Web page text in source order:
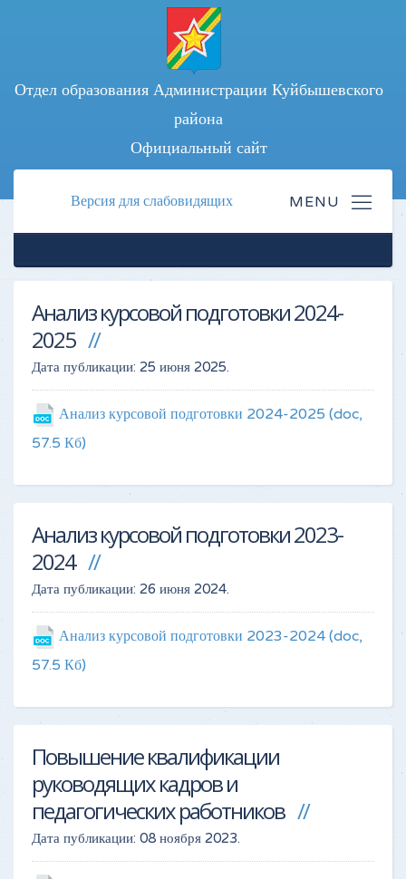
Отдел образования Администрации Куйбышевского
района
Официальный сайт
Версия для слабовидящих
Анализ курсовой подготовки 2024-
2025
Дата публикации: 25 июня 2025.
Анализ курсовой подготовки 2024-2025 (doc,
57.5 Кб)
Анализ курсовой подготовки 2023-
2024
Дата публикации: 26 июня 2024.
Анализ курсовой подготовки 2023-2024 (doc,
57.5 Кб)
Повышение квалификации
руководящих кадров и
педагогических работников
Дата публикации: 08 ноября 2023.